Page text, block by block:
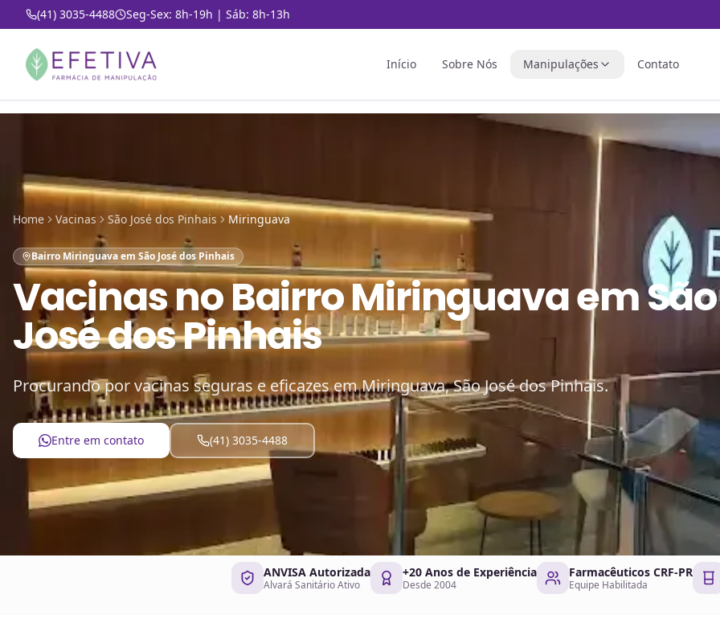
(41) 3035-4488 Seg-Sex: 8h-19h | Sáb: 8h-13h
Início Sobre Nós Manipulações Contato
Home Vacinas São José dos Pinhais Miringuava
Bairro Miringuava em São José dos Pinhais
VacinasnoBairro Miringuava em São
José dos Pinhais
Procurando por vacinas seguras e eficazes em Miringuava, São José dos Pinhais.
Entre em contato (41) 3035-4488
ANVISA Autorizada
Alvará Sanitário Ativo
+20 Anos de Experiência
Desde 2004
Farmacêuticos CRF-PR
Equipe Habilitada